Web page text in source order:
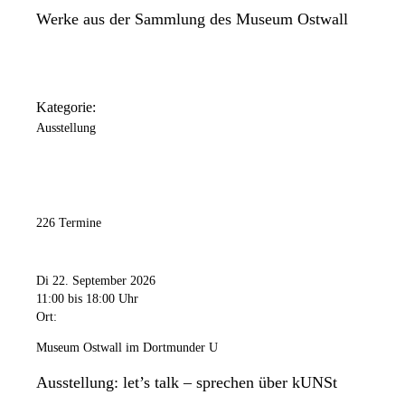
Werke aus der Sammlung des Museum Ostwall
Kategorie:
Ausstellung
226 Termine
Di 22. September 2026
11:00 bis 18:00 Uhr
Ort:
Museum Ostwall im Dortmunder U
Ausstellung: let’s talk – sprechen über kUNSt